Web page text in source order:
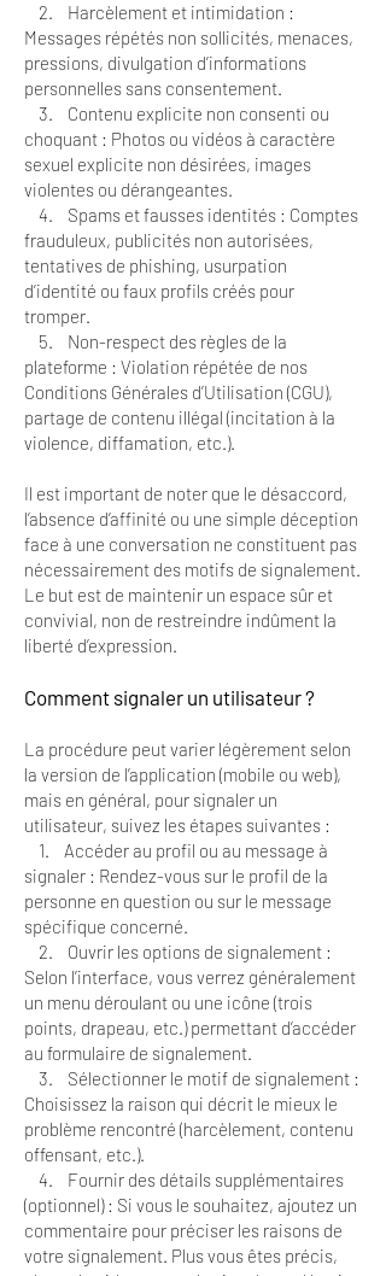
2. Harcèlement et intimidation :
Messages répétés non sollicités, menaces,
pressions, divulgation d’informations
personnelles sans consentement.
3. Contenu explicite non consenti ou
choquant : Photos ou vidéos à caractère
sexuel explicite non désirées, images
violentes ou dérangeantes.
4. Spams et fausses identités : Comptes
frauduleux, publicités non autorisées,
tentatives de phishing, usurpation
d’identité ou faux profils créés pour
tromper.
5. Non-respect des règles de la
plateforme : Violation répétée de nos
Conditions Générales d’Utilisation (CGU),
partage de contenu illégal (incitation à la
violence, diffamation, etc.).
Il est important de noter que le désaccord,
l’absence d’affinité ou une simple déception
face à une conversation ne constituent pas
nécessairement des motifs de signalement.
Le but est de maintenir un espace sûr et
convivial, non de restreindre indûment la
liberté d’expression.
Comment signaler un utilisateur ?
La procédure peut varier légèrement selon
la version de l’application (mobile ou web),
mais en général, pour signaler un
utilisateur, suivez les étapes suivantes :
1. Accéder au profil ou au message à
signaler : Rendez-vous sur le profil de la
personne en question ou sur le message
spécifique concerné.
2. Ouvrir les options de signalement :
Selon l’interface, vous verrez généralement
un menu déroulant ou une icône (trois
points, drapeau, etc.) permettant d’accéder
au formulaire de signalement.
3. Sélectionner le motif de signalement :
Choisissez la raison qui décrit le mieux le
problème rencontré (harcèlement, contenu
offensant, etc.).
4. Fournir des détails supplémentaires
(optionnel) : Si vous le souhaitez, ajoutez un
commentaire pour préciser les raisons de
votre signalement. Plus vous êtes précis,